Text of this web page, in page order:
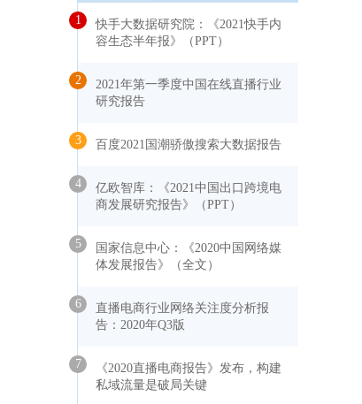
1
快手大数据研究院：《2021快手内
容生态半年报》（PPT）
2
2021年第一季度中国在线直播行业
研究报告
3 百度2021国潮骄傲搜索大数据报告
4
亿欧智库：《2021中国出口跨境电
商发展研究报告》（PPT）
5
国家信息中心：《2020中国网络媒
体发展报告》（全文）
6
直播电商行业网络关注度分析报
告：2020年Q3版
7
《2020直播电商报告》发布，构建
私域流量是破局关键